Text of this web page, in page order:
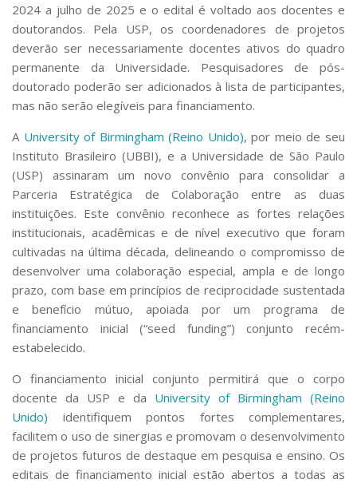
2024 a julho de 2025 e o edital é voltado aos docentes e
doutorandos. Pela USP, os coordenadores de projetos
deverão ser necessariamente docentes ativos do quadro
permanente da Universidade. Pesquisadores de pós-
doutorado poderão ser adicionados à lista de participantes,
mas não serão elegíveis para financiamento.
A University of Birmingham (Reino Unido), por meio de seu
Instituto Brasileiro (UBBI), e a Universidade de São Paulo
(USP) assinaram um novo convênio para consolidar a
Parceria Estratégica de Colaboração entre as duas
instituições. Este convênio reconhece as fortes relações
institucionais, acadêmicas e de nível executivo que foram
cultivadas na última década, delineando o compromisso de
desenvolver uma colaboração especial, ampla e de longo
prazo, com base em princípios de reciprocidade sustentada
e benefício mútuo, apoiada por um programa de
financiamento inicial (“seed funding”) conjunto recém-
estabelecido.
O financiamento inicial conjunto permitirá que o corpo
docente da USP e da University of Birmingham (Reino
Unido) identifiquem pontos fortes complementares,
facilitem o uso de sinergias e promovam o desenvolvimento
de projetos futuros de destaque em pesquisa e ensino. Os
editais de financiamento inicial estão abertos a todas as